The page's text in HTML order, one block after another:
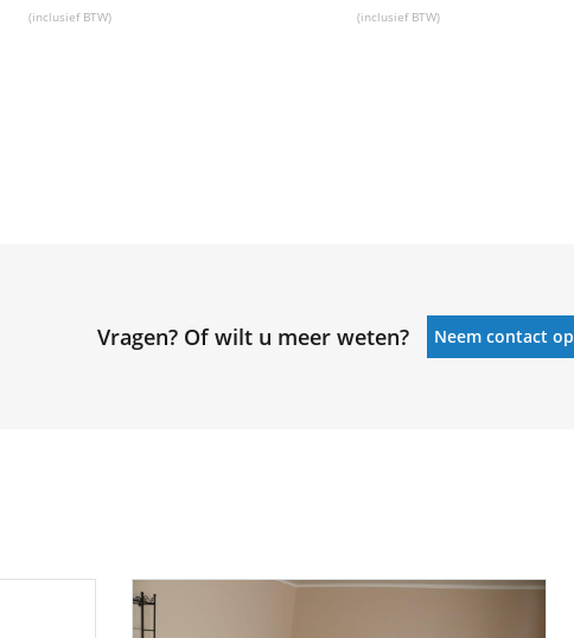
(inclusief BTW) (inclusief BTW)
Vragen? Of wilt u meer weten? Neem contact op